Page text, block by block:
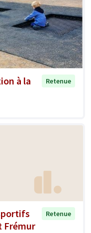
à la
Retenue
Frémur
Retenue